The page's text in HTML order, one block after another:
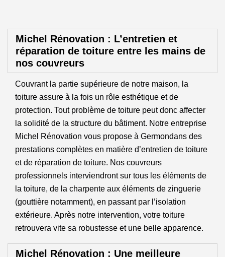
Michel Rénovation : L’entretien et
réparation de toiture entre les mains de
nos couvreurs
Couvrant la partie supérieure de notre maison, la
toiture assure à la fois un rôle esthétique et de
protection. Tout problème de toiture peut donc affecter
la solidité de la structure du bâtiment. Notre entreprise
Michel Rénovation vous propose à Germondans des
prestations complètes en matière d’entretien de toiture
et de réparation de toiture. Nos couvreurs
professionnels interviendront sur tous les éléments de
la toiture, de la charpente aux éléments de zinguerie
(gouttière notamment), en passant par l’isolation
extérieure. Après notre intervention, votre toiture
retrouvera vite sa robustesse et une belle apparence.
Michel Rénovation : Une meilleure